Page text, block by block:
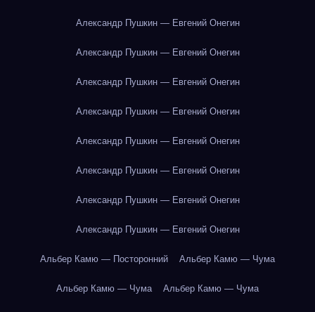
Александр Пушкин — Евгений Онегин
Александр Пушкин — Евгений Онегин
Александр Пушкин — Евгений Онегин
Александр Пушкин — Евгений Онегин
Александр Пушкин — Евгений Онегин
Александр Пушкин — Евгений Онегин
Александр Пушкин — Евгений Онегин
Александр Пушкин — Евгений Онегин
Альбер Камю — Посторонний Альбер Камю — Чума
Альбер Камю — Чума Альбер Камю — Чума